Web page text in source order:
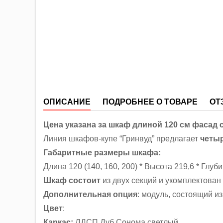
ОПИСАНИЕ ПОДРОБНЕЕ О ТОВАРЕ
Цена указана за шкаф длиной 120 см фасад
Линия шкафов-купе “Гринвуд” предлагает
Габаритные размеры шкафа:
Длина 120 (140, 160, 200) * Высота 219,6 *
Шкаф состоит из двух секций и
Дополнительная опция: модуль, состоящий
Цвет: